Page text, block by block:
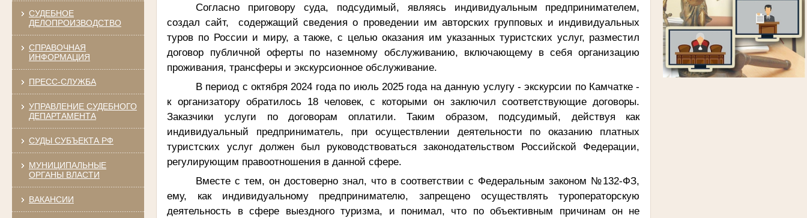
СУДЕБНОЕ
ДЕЛОПРОИЗВОДСТВО
СПРАВОЧНАЯ
ИНФОРМАЦИЯ
ПРЕСС-СЛУЖБА
УПРАВЛЕНИЕ СУДЕБНОГО
ДЕПАРТАМЕНТА
СУДЫ СУБЪЕКТА РФ
МУНИЦИПАЛЬНЫЕ
ОРГАНЫ ВЛАСТИ
ВАКАНСИИ
Согласно приговору суда, подсудимый, являясь индивидуальным предпринимателем,
создал сайт, содержащий сведения о проведении им авторских групповых и индивидуальных
туров по России и миру, а также, с целью оказания им указанных туристских услуг, разместил
договор публичной оферты по наземному обслуживанию, включающему в себя организацию
проживания, трансферы и экскурсионное обслуживание.
В период с октября 2024 года по июль 2025 года на данную услугу - экскурсии по Камчатке -
к организатору обратилось 18 человек, с которыми он заключил соответствующие договоры.
Заказчики услуги по договорам оплатили. Таким образом, подсудимый, действуя как
индивидуальный предприниматель, при осуществлении деятельности по оказанию платных
туристских услуг должен был руководствоваться законодательством Российской Федерации,
регулирующим правоотношения в данной сфере.
Вместе с тем, он достоверно знал, что в соответствии с Федеральным законом №132-ФЗ,
ему, как индивидуальному предпринимателю, запрещено осуществлять туроператорскую
деятельность в сфере выездного туризма, и понимал, что по объективным причинам он не